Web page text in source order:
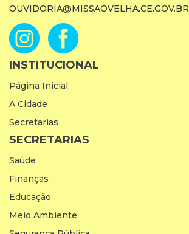
OUVIDORIA@MISSAOVELHA.CE.GOV.BR
INSTITUCIONAL
Página Inicial
A Cidade
Secretarias
SECRETARIAS
Saúde
Finanças
Educação
Meio Ambiente